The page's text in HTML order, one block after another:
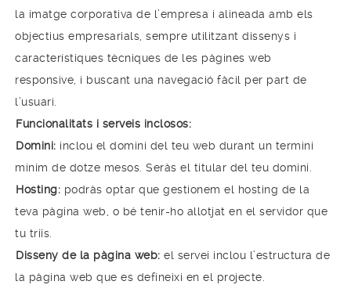
la imatge corporativa de l’empresa i alineada amb els
objectius empresarials, sempre utilitzant dissenys i
característiques tècniques de les pàgines web
responsive, i buscant una navegació fàcil per part de
l’usuari.
Funcionalitats i serveis inclosos:
Domini: inclou el domini del teu web durant un termini
mínim de dotze mesos. Seràs el titular del teu domini.
Hosting: podràs optar que gestionem el hosting de la
teva pàgina web, o bé tenir-ho allotjat en el servidor que
tu triïs.
Disseny de la pàgina web: el servei inclou l’estructura de
la pàgina web que es defineixi en el projecte.